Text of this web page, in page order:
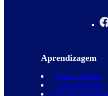
Aprendizagem
Nossos Cursos
Curso de Inglês
Curso de Espanhol